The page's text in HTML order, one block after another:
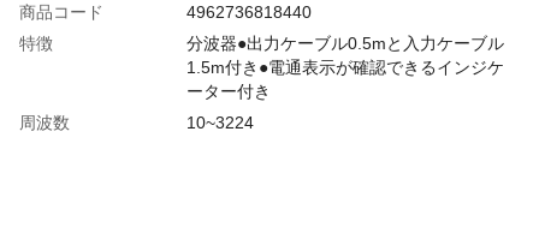
商品コード
4962736818440
特徴
分波器●出力ケーブル0.5mと入力ケーブル
1.5m付き●電通表示が確認できるインジケ
ーター付き
周波数
10~3224